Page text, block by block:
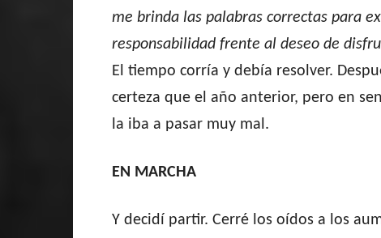
me brinda las palabras correctas para
responsabilidad frente al deseo de
El tiempo corría y debía resolver.
certeza que el año anterior, pero en
la iba a pasar muy mal.
EN MARCHA
Y decidí partir. Cerré los oídos a los